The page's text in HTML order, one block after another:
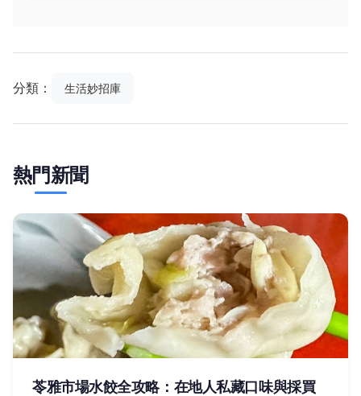
分類： 生活妙招庫
熱門新聞
苓雅市場水餃全攻略：在地人私藏口味與採買